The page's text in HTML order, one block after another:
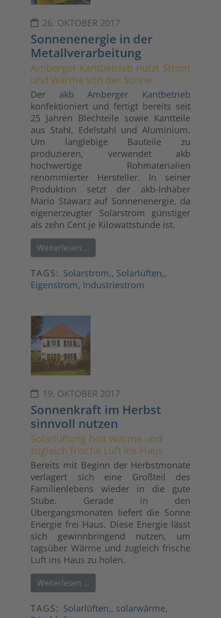
26. OKTOBER 2017
Sonnenenergie in der
Metallverarbeitung
Amberger Kantbetrieb nutzt Strom
und Wärme von der Sonne
Der akb Amberger Kantbetrieb
konfektioniert und fertigt bereits seit
25 Jahren Blechteile sowie Kantteile
aus Stahl, Edelstahl und Aluminium.
Um langlebige Bauteile zu
produzieren, verwendet akb
hochwertige Rohmaterialien
renommierter Hersteller. In seiner
Produktion setzt der akb-Inhaber
Mario Stawarz auf Sonnenenergie, da
eigenerzeugter Solarstrom günstiger
als zehn Cent je Kilowattstunde ist.
Weiterlesen …
TAGS: Solarstrom,, Solarlüften,,
Eigenstrom, Industriestrom
19. OKTOBER 2017
Sonnenkraft im Herbst
sinnvoll nutzen
Solarlüftung holt Wärme und
zugleich frische Luft ins Haus
Bereits mit Beginn der Herbstmonate
verlagert sich eine Großteil des
Familienlebens wieder in die gute
Stube. Gerade in den
Übergangsmonaten liefert die Sonne
Energie frei Haus. Diese Energie lässt
sich gewinnbringend nutzen, um
tagsüber Wärme und zugleich frische
Luft ins Haus zu holen.
Weiterlesen …
TAGS: Solarlüften,, solarwärme,